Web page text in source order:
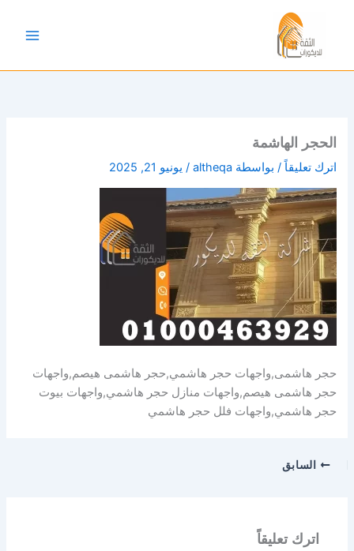
المحتوى
الحجر الهاشمة
اترك تعليقاً / بواسطة altheqa
/ يونيو 21, 2025
حجر هاشمى,واجهات حجر هاشمي,حجر هاشمى هيصم,واجهات
حجر هاشمى هيصم,واجهات منازل حجر هاشمي,واجهات بيوت
حجر هاشمي,واجهات فلل حجر هاشمي
السابق
اترك تعليقاً